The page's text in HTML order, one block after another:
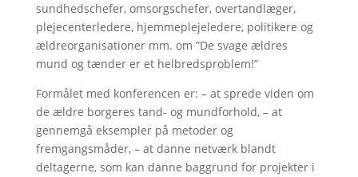
sundhedschefer, omsorgschefer, overtandlæger,
plejecenterledere, hjemmeplejeledere, politikere og
ældreorganisationer mm. om ”De svage ældres
mund og tænder er et helbredsproblem!”
Formålet med konferencen er: – at sprede viden om
de ældre borgeres tand- og mundforhold, – at
gennemgå eksempler på metoder og
fremgangsmåder, – at danne netværk blandt
deltagerne, som kan danne baggrund for projekter i